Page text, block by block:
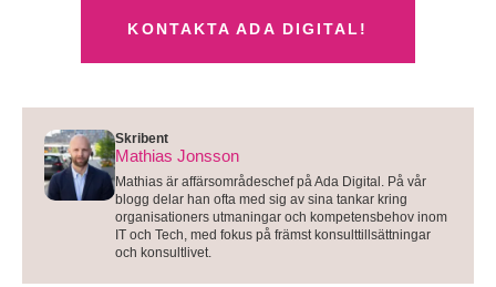
KONTAKTA ADA DIGITAL!
Skribent
Mathias Jonsson
Mathias är affärsområdeschef på Ada Digital. På vår
blogg delar han ofta med sig av sina tankar kring
organisationers utmaningar och kompetensbehov inom
IT och Tech, med fokus på främst konsulttillsättningar
och konsultlivet.